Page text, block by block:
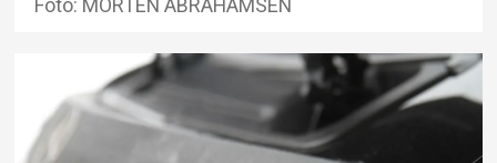
Foto: MORTEN ABRAHAMSEN